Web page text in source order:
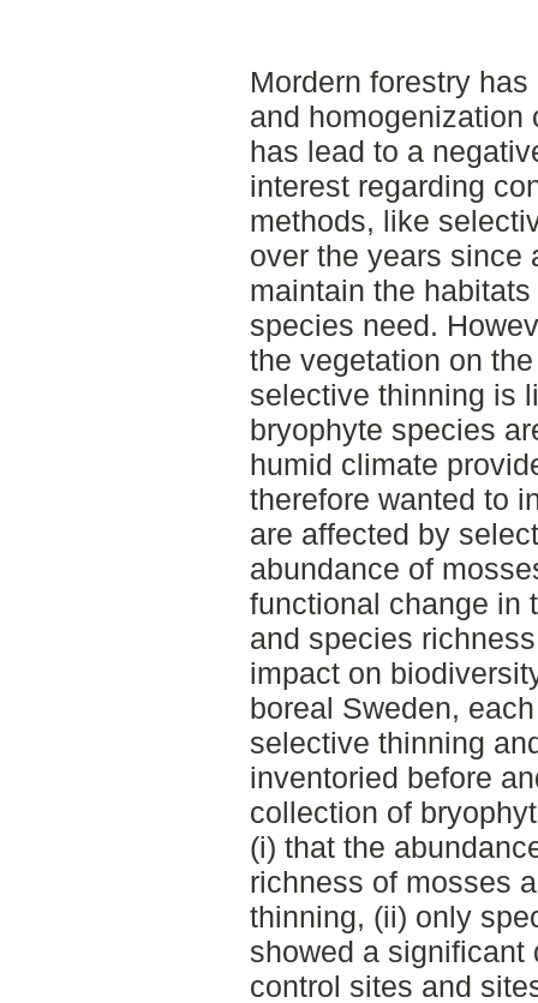
Mordern forestry
and homogenization
has lead to a
interest regarding
methods, like
over the years since
maintain the
species need.
the vegetation on
selective thinning is
bryophyte species
humid climate
therefore wanted to
are affected by
abundance of
functional change in
and species
impact on
boreal Sweden,
selective thinning
inventoried before
collection of
(i) that the
richness of mosses
thinning, (ii) only
showed a significant
control sites and